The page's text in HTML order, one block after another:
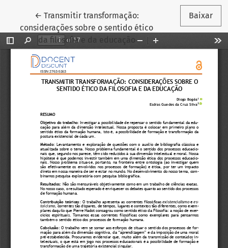
← Voltar aos Detalhes do Artigo
Transmitir transformação:
considerações sobre o sentido ético
da filosofia e da educação
Baixar